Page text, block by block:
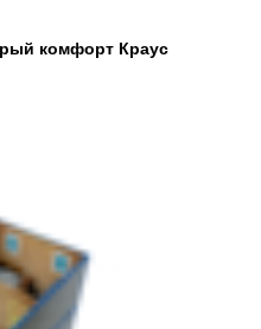
комфорт Краус